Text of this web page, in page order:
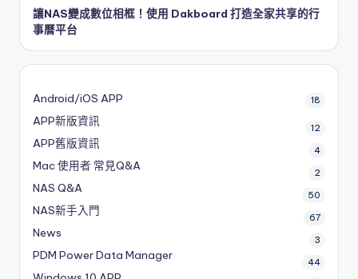
讓NAS變成數位相框！使用 Dakboard 打造全家共享的行
事曆平台
Android/iOS APP 18
APP新版資訊 12
APP舊版資訊 4
Mac 使用者 常見Q&A 2
NAS Q&A 50
NAS新手入門 67
News 3
PDM Power Data Manager 44